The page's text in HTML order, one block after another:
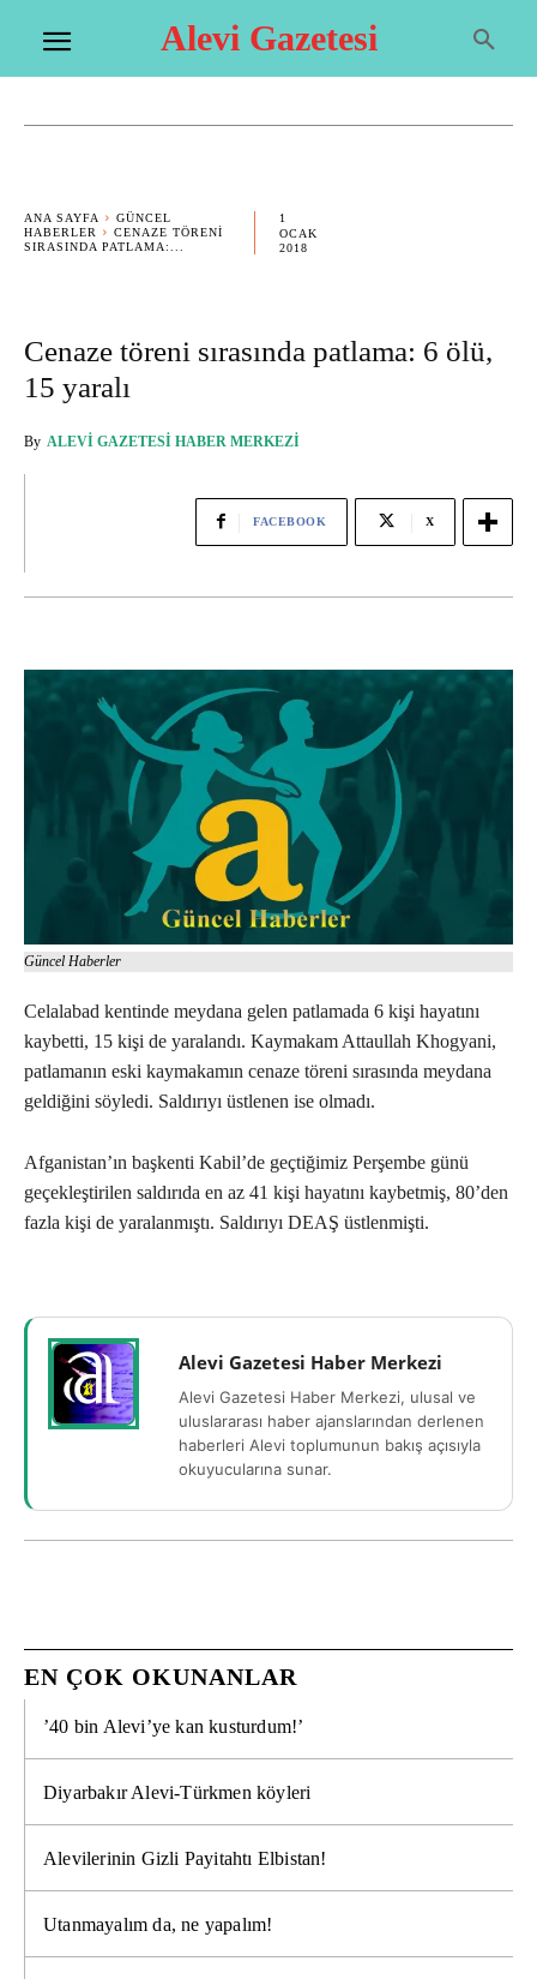
Alevi Gazetesi
ANA SAYFA
GÜNCEL
HABERLER
CENAZE TÖRENI
SIRASINDA PATLAMA:...
1
OCAK
2018
Cenaze töreni sırasında patlama: 6 ölü,
15 yaralı
By ALEVI GAZETESI HABER MERKEZI
FACEBOOK X
Güncel Haberler
Celalabad kentinde meydana gelen patlamada 6 kişi hayatını
kaybetti, 15 kişi de yaralandı. Kaymakam Attaullah Khogyani,
patlamanın eski kaymakamın cenaze töreni sırasında meydana
geldiğini söyledi. Saldırıyı üstlenen ise olmadı.
Afganistan’ın başkenti Kabil’de geçtiğimiz Perşembe günü
geçekleştirilen saldırıda en az 41 kişi hayatını kaybetmiş, 80’den
fazla kişi de yaralanmıştı. Saldırıyı DEAŞ üstlenmişti.
Alevi Gazetesi Haber Merkezi
Alevi Gazetesi Haber Merkezi, ulusal ve
uluslararası haber ajanslarından derlenen
haberleri Alevi toplumunun bakış açısıyla
okuyucularına sunar.
EN ÇOK OKUNANLAR
’40 bin Alevi’ye kan kusturdum!’
Diyarbakır Alevi-Türkmen köyleri
Alevilerinin Gizli Payitahtı Elbistan!
Utanmayalım da, ne yapalım!